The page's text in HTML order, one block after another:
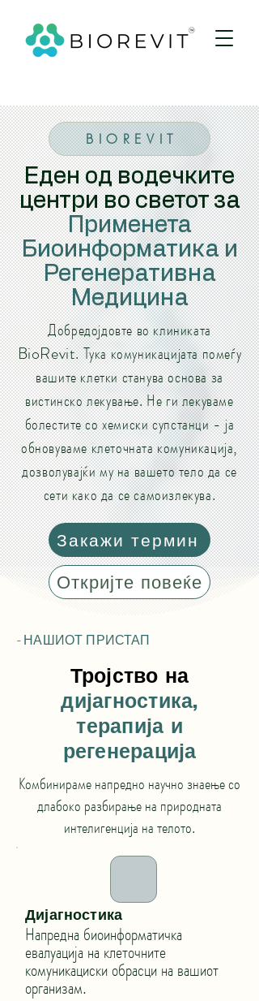
B I O R E V I T
Еден од водечките
центри во светот за
Применета
Биоинформатика и
Регенеративна
Медицина
Добредојдовте во клиниката
BioRevit. Тука комуникацијата помеѓу
вашите клетки станува основа за
вистинско лекување. Не ги лекуваме
болестите со хемиски супстанци - ја
обновуваме клеточната комуникација,
дозволувајќи му на вашето тело да се
сети како да се самоизлекува.
Закажи термин
Откријте повеќе
- НАШИОТ ПРИСТАП
Тројство на
дијагностика,
терапија и
регенерација
Комбинираме напредно научно знаење со
длабоко разбирање на природната
интелигенција на телото.
Дијагностика
Напредна биоинформатичка
евалуација на клеточните
комуникациски обрасци на вашиот
организам.